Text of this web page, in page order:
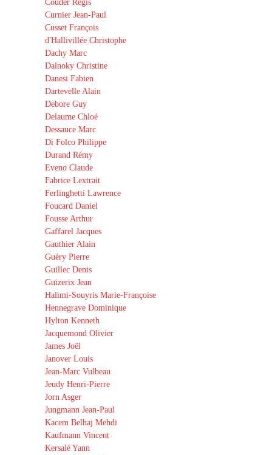
Couder Régis
Curnier Jean-Paul
Cusset François
d'Hallivillée Christophe
Dachy Marc
Dalnoky Christine
Danesi Fabien
Dartevelle Alain
Debore Guy
Delaume Chloé
Dessauce Marc
Di Folco Philippe
Durand Rémy
Eveno Claude
Fabrice Lextrait
Ferlinghetti Lawrence
Foucard Daniel
Fousse Arthur
Gaffarel Jacques
Gauthier Alain
Guéry Pierre
Guillec Denis
Guizerix Jean
Halimi-Souyris Marie-Françoise
Hennegrave Dominique
Hylton Kenneth
Jacquemond Olivier
James Joël
Janover Louis
Jean-Marc Vulbeau
Jeudy Henri-Pierre
Jorn Asger
Jungmann Jean-Paul
Kacem Belhaj Mehdi
Kaufmann Vincent
Kersalé Yann